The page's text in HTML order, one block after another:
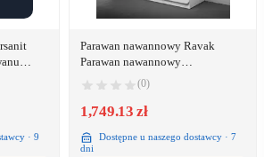
Mat
· 9
Parawan nawannowy Ravak
Parawan nawannowy
7ULA0A00Z1 - 7ULA0A00Z1
(0)
1,749.13 zł
Dostępne u naszego dostawcy · 7
dni